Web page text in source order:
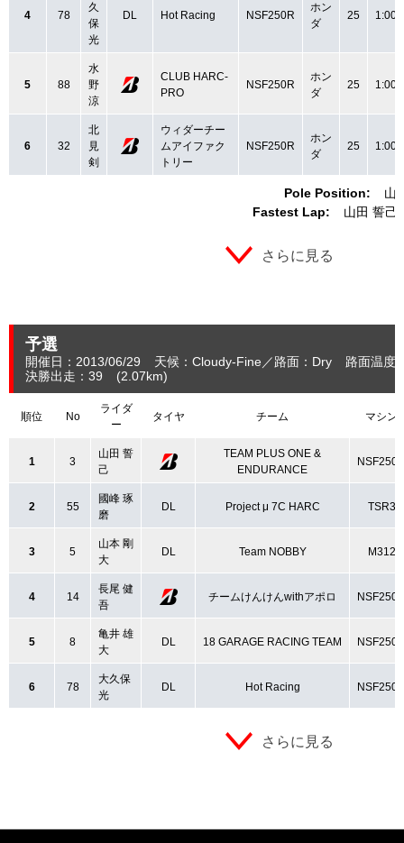
Pole Position:
山
Fastest Lap:
山田 誓己
4 78
久
保
光
DL Hot Racing NSF250R
ホン
ダ
25
5 88
水
野
涼
CLUB HARC-
PRO
NSF250R
ホン
ダ
25
6 32
北
見
剣
ウィダーチー
ムアイファク
トリー
NSF250R
ホン
ダ
25
さらに見る
予選
開催日：2013/06/29 天候：Cloudy-Fine 路面：Dry
路面温
決勝出走：39
(2.07km)
順位 No
ライダ
ー
タイヤ チーム マシン
1 3
山田 誓
己
TEAM PLUS ONE &
ENDURANCE
2 55
國峰 琢
磨
DL Project μ 7C HARC TSR3
3 5
山本 剛
大
DL Team NOBBY M312
4 14
長尾 健
吾
チームけんけんwithアポロ
5 8
亀井 雄
大
DL 18 GARAGE RACING TEAM
6 78
大久保
光
DL Hot Racing
さらに見る